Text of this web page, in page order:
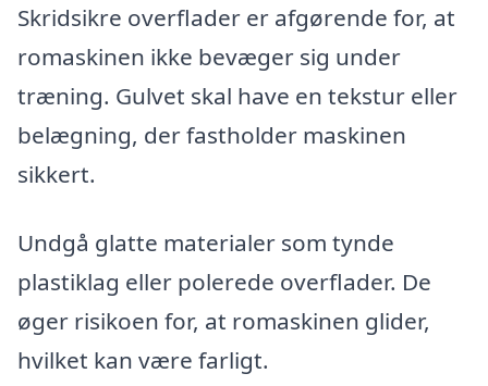
Skridsikre overflader er afgørende for, at
romaskinen ikke bevæger sig under
træning. Gulvet skal have en tekstur eller
belægning, der fastholder maskinen
sikkert.
Undgå glatte materialer som tynde
plastiklag eller polerede overflader. De
øger risikoen for, at romaskinen glider,
hvilket kan være farligt.